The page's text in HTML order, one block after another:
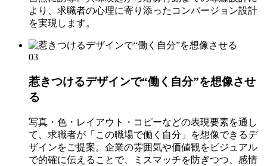
より、求職者の心理に寄り添ったコンバージョン設計
を実現します。
03
惹きつけるデザインで“働く自分”を想像させ
る
写真・色・レイアウト・コピーなどの表現要素を通し
て、求職者が「この職場で働く自分」を想像できるデ
ザインをご提案。企業の雰囲気や価値観をビジュアル
で的確に伝えることで、ミスマッチを防ぎつつ、感情